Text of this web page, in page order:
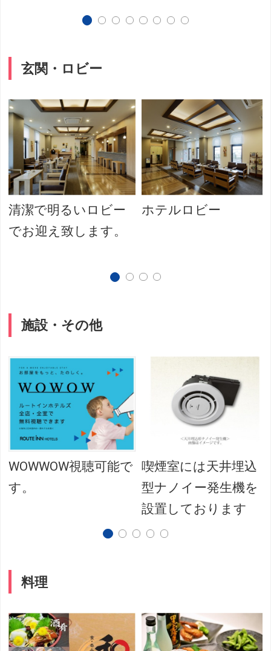
玄関・ロビー
清潔で明るいロビー
でお迎え致します。
ホテルロビー
施設・その他
WOWWOW視聴可能で
す。
喫煙室には天井埋込
型ナノイー発生機を
設置しております
料理